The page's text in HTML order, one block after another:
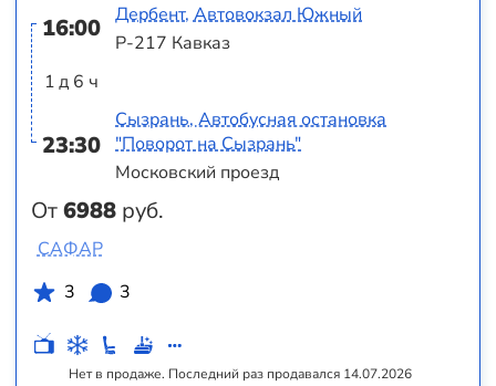
16:00
1 д 6 ч
23:30
От6988 руб.
Дербент, Автовокзал Южный
Р-217 Кавказ
Сызрань, Автобусная остановка
"Поворот на Сызрань"
Московский проезд
Нет в продаже. Последний раз продавался 14.07.2026
САФАР
3
3